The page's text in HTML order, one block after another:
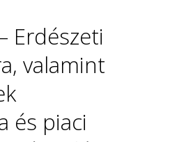
Erdészeti
valamint
és piaci